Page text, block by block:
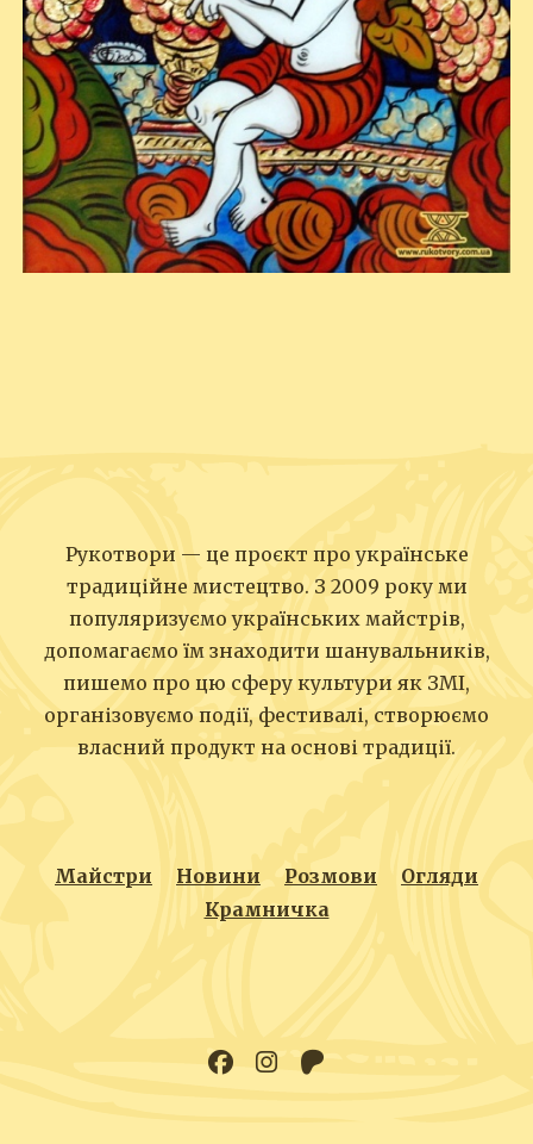
Рукотвори — це проєкт про українське
традиційне мистецтво. З 2009 року ми
популяризуємо українських майстрів,
допомагаємо їм знаходити шанувальників,
пишемо про цю сферу культури як ЗМІ,
організовуємо події, фестивалі, створюємо
власний продукт на основі традиції.
Майстри Новини Розмови
Огляди
Крамничка